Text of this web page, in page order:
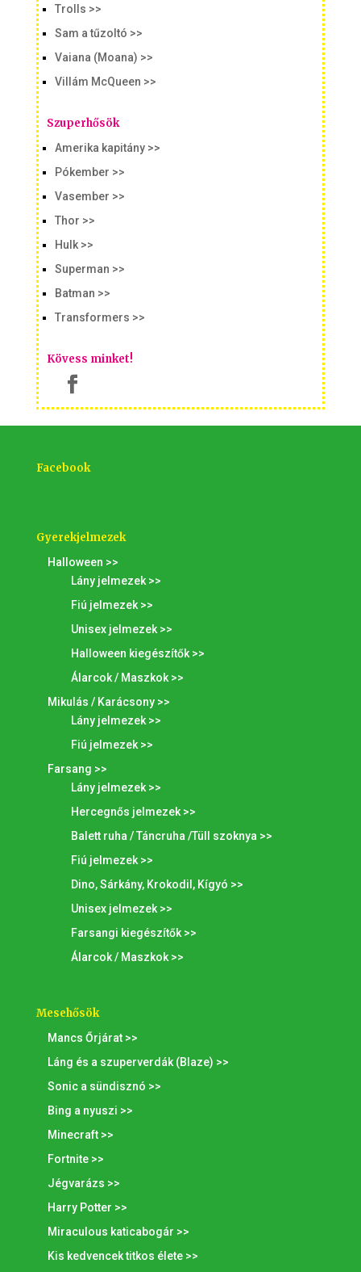
Trolls >>
Sam a tűzoltó >>
Vaiana (Moana) >>
Villám McQueen >>
Szuperhősök
Amerika kapitány >>
Pókember >>
Vasember >>
Thor >>
Hulk >>
Superman >>
Batman >>
Transformers >>
Kövess minket!
Facebook
Gyerekjelmezek
Halloween >>
Lány jelmezek >>
Fiú jelmezek >>
Unisex jelmezek >>
Halloween kiegészítők >>
Álarcok / Maszkok >>
Mikulás / Karácsony >>
Lány jelmezek >>
Fiú jelmezek >>
Farsang >>
Lány jelmezek >>
Hercegnős jelmezek >>
Balett ruha / Táncruha /Tüll szoknya >>
Fiú jelmezek >>
Dino, Sárkány, Krokodil, Kígyó >>
Unisex jelmezek >>
Farsangi kiegészítők >>
Álarcok / Maszkok >>
Mesehősök
Mancs Őrjárat >>
Láng és a szuperverdák (Blaze) >>
Sonic a sündisznó >>
Bing a nyuszi >>
Minecraft >>
Fortnite >>
Jégvarázs >>
Harry Potter >>
Miraculous katicabogár >>
Kis kedvencek titkos élete >>